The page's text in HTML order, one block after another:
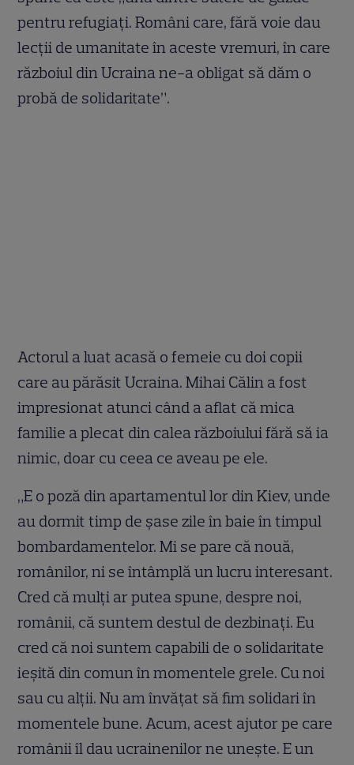
pentru refugiați. Români care, fără voie dau
lecții de umanitate în aceste vremuri, în care
războiul din Ucraina ne-a obligat să dăm o
probă de solidaritate”.
Actorul a luat acasă o femeie cu doi copii
care au părăsit Ucraina. Mihai Călin a fost
impresionat atunci când a aflat că mica
familie a plecat din calea războiului fără să ia
nimic, doar cu ceea ce aveau pe ele.
„E o poză din apartamentul lor din Kiev, unde
au dormit timp de șase zile în baie în timpul
bombardamentelor. Mi se pare că nouă,
românilor, ni se întâmplă un lucru interesant.
Cred că mulţi ar putea spune, despre noi,
românii, că suntem destul de dezbinaţi. Eu
cred că noi suntem capabili de o solidaritate
ieşită din comun în momentele grele. Cu noi
sau cu alţii. Nu am învăţat să fim solidari în
momentele bune. Acum, acest ajutor pe care
românii îl dau ucrainenilor ne uneşte. E un